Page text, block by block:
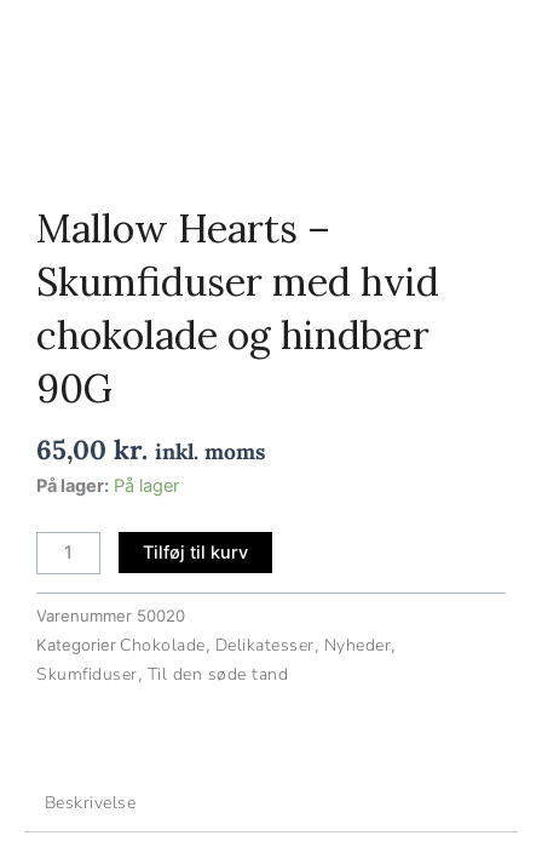
Mallow Hearts –
Skumfiduser med hvid
chokolade og hindbær
90G
65,00 kr. inkl. moms
På lager: På lager
Mallow
Skumfiduser
chokolade
Tilføj til kurv
Varenummer 50020
Kategorier Chokolade Delikatesser Nyheder
Skumfiduser Til den søde tand
Beskrivelse